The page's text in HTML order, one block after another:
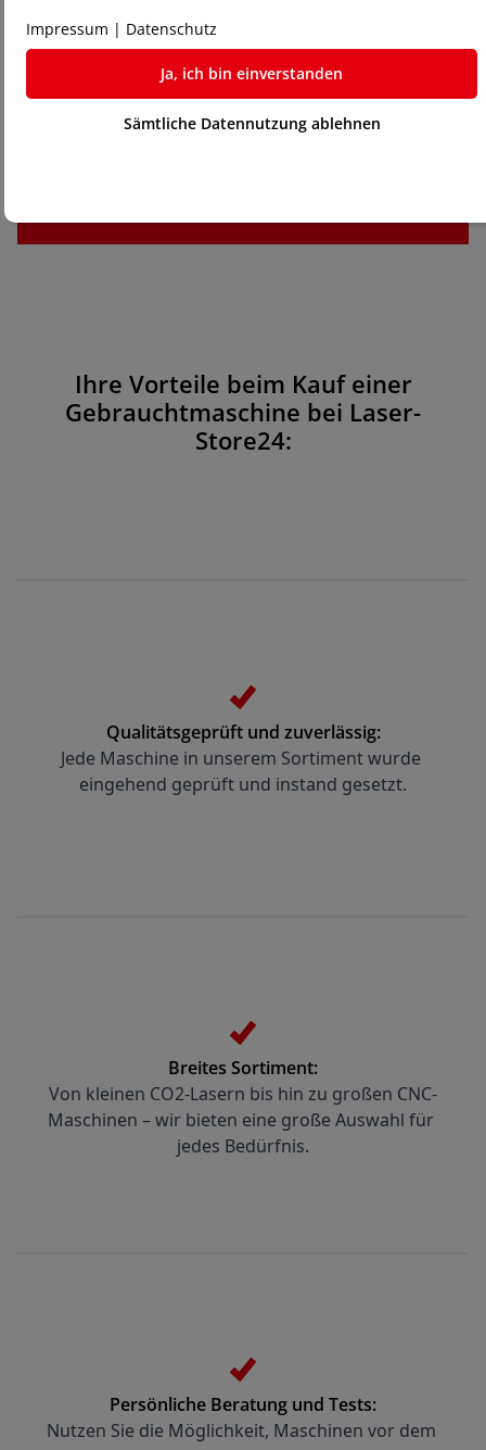
Haben Sie Fragen?
Für weitere Informationen oder bei Fragen stehen wir
Ihnen gerne zur Verfügung. Besuchen Sie uns, um
unsere Gebrauchtmaschinen in Aktion zu sehen, oder
kontaktieren Sie uns für eine persönliche Beratung.
Ihre Vorteile beim Kauf einer
Gebrauchtmaschine bei Laser-
Store24:
Qualitätsgeprüft und zuverlässig:
Jede Maschine in unserem Sortiment wurde
eingehend geprüft und instand gesetzt.
Breites Sortiment:
Von kleinen CO2-Lasern bis hin zu großen CNC-
Maschinen – wir bieten eine große Auswahl für
jedes Bedürfnis.
Persönliche Beratung und Tests:
Nutzen Sie die Möglichkeit, Maschinen vor dem
Impressum | Datenschutz
Ja, ich bin einverstanden
Sämtliche Datennutzung ablehnen